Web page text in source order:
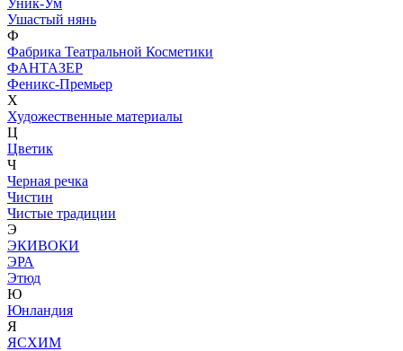
Уник-Ум
Ушастый нянь
Ф
Фабрика Театральной Косметики
ФАНТАЗЕР
Феникс-Премьер
Х
Художественные материалы
Ц
Цветик
Ч
Черная речка
Чистин
Чистые традиции
Э
ЭКИВОКИ
ЭРА
Этюд
Ю
Юнландия
Я
ЯСХИМ